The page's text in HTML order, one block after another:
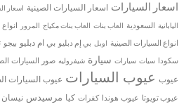
اسعار السيارات اسعار السيارات الصينية اسعار
اليابانية السعودية العاب بنات العاب بنات مكياج المرور
انواع السيارات الصينية اوبل بي إم دبليو بي ام دبليو بيجو
سكودا سيات سيارات سيارة شيفروليه صور السيارات
عيوب عيوب السيارات عيوب السيارات
عيوب تويوتا عيوب هوندا كفرات كيا مرسيدس نيسان